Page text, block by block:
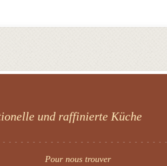
und raffinierte Küche
Pour nous trouver